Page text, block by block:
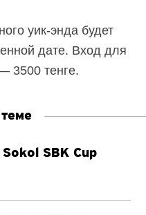
уик-энда будет
дате. Вход для
3500 тенге.
SBK Cup